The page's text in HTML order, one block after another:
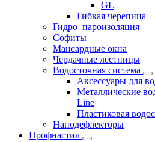
GL
Гибкая черепица
Гидро–пароизоляция
Софиты
Мансардные окна
Чердачные лестницы
Водосточная система
Аксессуары для
Металлические
Line
Пластиковая
Нанодефлекторы
Профнастил